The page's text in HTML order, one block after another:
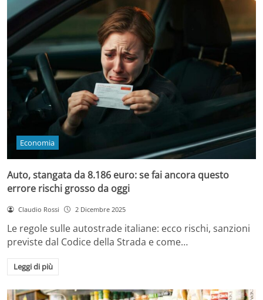
Economia
Auto, stangata da 8.186 euro: se fai ancora questo
errore rischi grosso da oggi
Claudio Rossi 2 Dicembre 2025
Le regole sulle autostrade italiane: ecco rischi, sanzioni
previste dal Codice della Strada e come…
Leggi di più